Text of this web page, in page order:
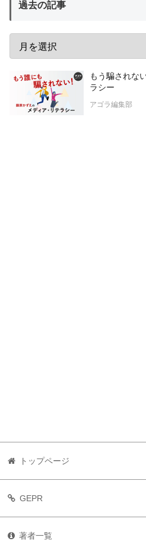
過去の記事
もう騙されな
ラシー
アゴラ編集部
トップページ
GEPR
著者一覧